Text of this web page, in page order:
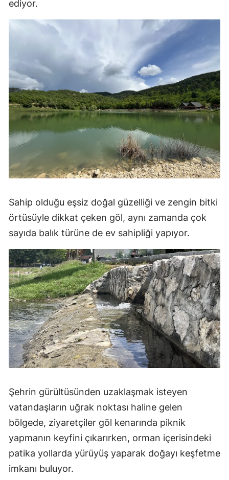
Mersin
İstanbul
İzmir
Kars
Kastamonu
Kayseri
Kırklareli
Kocaeli
Konya
Malatya
Manisa
Kahramanmaraş
Mardin
Muğla
Muş
Nevşehir
Niğde
Ordu
Rize
ediyor.
Sahip olduğu eşsiz doğal güzelliği ve zengin bitki
örtüsüyle dikkat çeken göl, aynı zamanda çok
sayıda balık türüne de ev sahipliği yapıyor.
Şehrin gürültüsünden uzaklaşmak isteyen
vatandaşların uğrak noktası haline gelen
bölgede, ziyaretçiler göl kenarında piknik
yapmanın keyfini çıkarırken, orman içerisindeki
patika yollarda yürüyüş yaparak doğayı keşfetme
imkanı buluyor.